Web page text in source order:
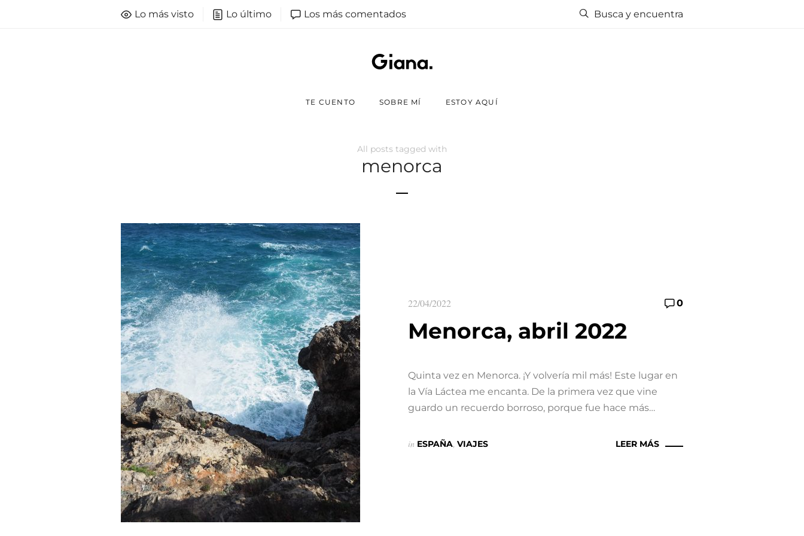
Lo más visto Lo último Los más comentados Busca y encuentra
TE CUENTO SOBRE MÍ ESTOY AQUÍ
All posts tagged with
menorca
22/04/2022 0
Menorca, abril 2022
Quinta vez en Menorca. ¡Y volvería mil más! Este lugar en
la Vía Láctea me encanta. De la primera vez que vine
guardo un recuerdo borroso, porque fue hace más…
in ESPAÑA, VIAJES LEER MÁS